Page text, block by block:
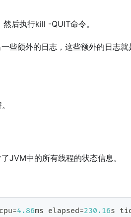
后执行kill -QUIT命令。
些额外的日志，这些额外的日志
JVM中的所有线程的状态信息。
=4.86ms elapsed=230.16s